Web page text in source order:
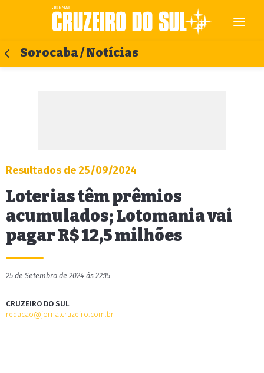
Sorocaba / Notícias
Resultados de 25/09/2024
Loterias têm prêmios
acumulados; Lotomania vai
pagar R$ 12,5 milhões
25 de Setembro de 2024 às 22:15
CRUZEIRO DO SUL
redacao@jornalcruzeiro.com.br